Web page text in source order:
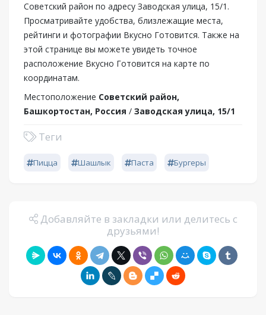
Советский район по адресу Заводская улица, 15/1.
Просматривайте удобства, близлежащие места,
рейтинги и фотографии Вкусно Готовится. Также на
этой странице вы можете увидеть точное
расположение Вкусно Готовится на карте по
координатам.
Местоположение Советский район,
Башкортостан, Россия / Заводская улица, 15/1
Теги
Пицца Шашлык Паста Бургеры
Добавляйте в закладки или делитесь с
друзьями!